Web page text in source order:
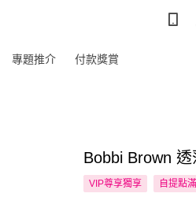
專題推介 付款獎賞
Bobbi Brown
VIP尊享獨享 自提點